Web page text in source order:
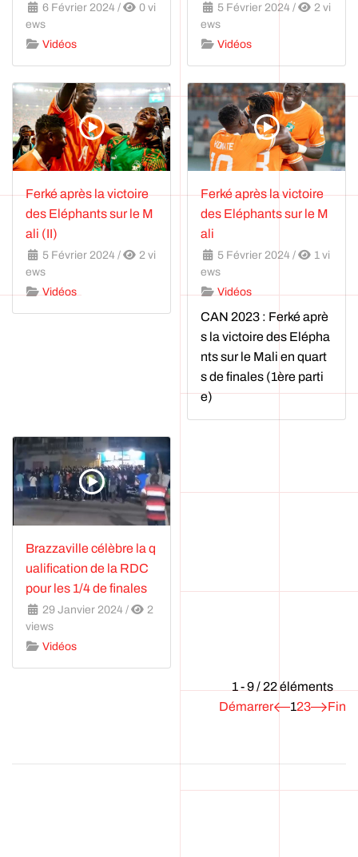
6 Février 2024 /
0 vi
ews
Vidéos
5 Février 2024 /
2 vi
ews
Vidéos
Ferké après la victoire
des Eléphants sur le M
ali (II)
5 Février 2024 /
2 vi
ews
Vidéos
Ferké après la victoire
des Eléphants sur le M
ali
5 Février 2024 /
1 vi
ews
Vidéos
CAN 2023 : Ferké aprè
s la victoire des Elépha
nts sur le Mali en quart
s de finales (1ère parti
e)
Brazzaville célèbre la q
ualification de la RDC
pour les 1/4 de finales
29 Janvier 2024 /
2
views
Vidéos
1 - 9 / 22 éléments
Démarrer
123 Fin